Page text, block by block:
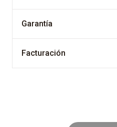
Garantía
Facturación